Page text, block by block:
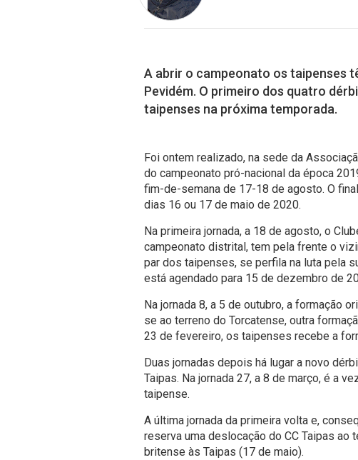
A abrir o campeonato os taipenses
Pevidém. O primeiro dos quatro
taipenses na próxima temporada.
Foi ontem realizado, na sede da
do campeonato pró-nacional da época
fim-de-semana de 17-18 de agosto. O
dias 16 ou 17 de maio de 2020.
Na primeira jornada, a 18 de agosto, o
campeonato distrital, tem pela frente o
par dos taipenses, se perfila na luta pela
está agendado para 15 de dezembro de
Na jornada 8, a 5 de outubro, a formação
se ao terreno do Torcatense, outra
23 de fevereiro, os taipenses recebe a
Duas jornadas depois há lugar a novo
Taipas. Na jornada 27, a 8 de março, é a
taipense.
A última jornada da primeira volta e,
reserva uma deslocação do CC Taipas
britense às Taipas (17 de maio).